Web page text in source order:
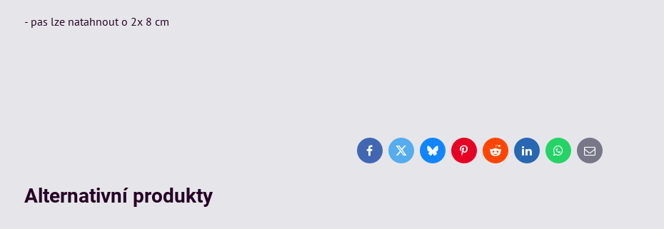
- pas lze natahnout o 2x 8 cm
FacebookTwitterBlueskyPinterestRedditLinkedInWhatsApp
E-
mail
Alternativní produkty